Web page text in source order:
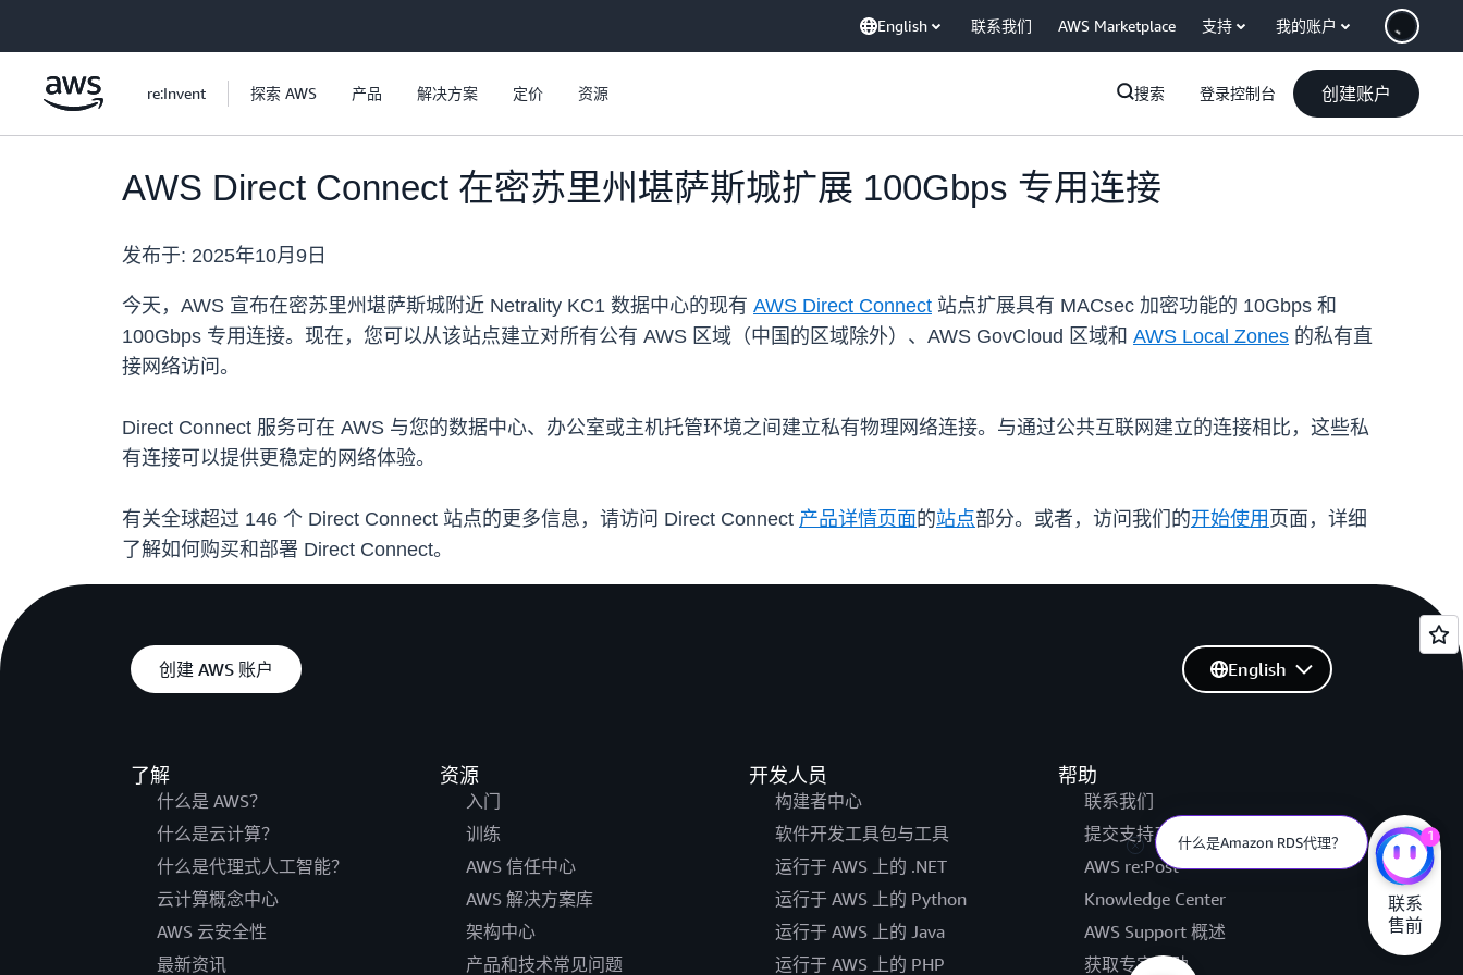
English 联系我们 AWS Marketplace 支持 我的账户
re:Invent 探索 AWS 产品 解决方案 定价 资源 搜索 登录控制台 创建账户
AWS Direct Connect 在密苏里州堪萨斯城扩展 100Gbps 专用连接
发布于: 2025年10月9日
今天，AWS 宣布在密苏里州堪萨斯城附近 Netrality KC1 数据中心的现有 AWS Direct Connect 站点扩展具有 MACsec 加密功能的 10Gbps 和
100Gbps 专用连接。现在，您可以从该站点建立对所有公有 AWS 区域（中国的区域除外）、AWS GovCloud 区域和 AWS Local Zones 的私有直
接网络访问。
Direct Connect 服务可在 AWS 与您的数据中心、办公室或主机托管环境之间建立私有物理网络连接。与通过公共互联网建立的连接相比，这些私
有连接可以提供更稳定的网络体验。
有关全球超过 146 个 Direct Connect 站点的更多信息，请访问 Direct Connect 产品详情页面的站点部分。或者，访问我们的开始使用 页面，详细
了解如何购买和部署 Direct Connect。
创建 AWS 账户
了解
什么是 AWS？
什么是云计算？
什么是代理式人工智能？
云计算概念中心
AWS 云安全性
最新资讯
资源
入门
训练
AWS 信任中心
AWS 解决方案库
架构中心
产品和技术常见问题
开发人员
构建者中心
软件开发工具包与工具
运行于 AWS 上的 .NET
运行于 AWS 上的 Python
运行于 AWS 上的 Java
运行于 AWS 上的 PHP
帮助
联系我们
提交支持工单
AWS re:Post
Knowledge Center
AWS Support 概述
获取专家帮助
English
什么是Amazon RDS代理？ 1
联系
售前